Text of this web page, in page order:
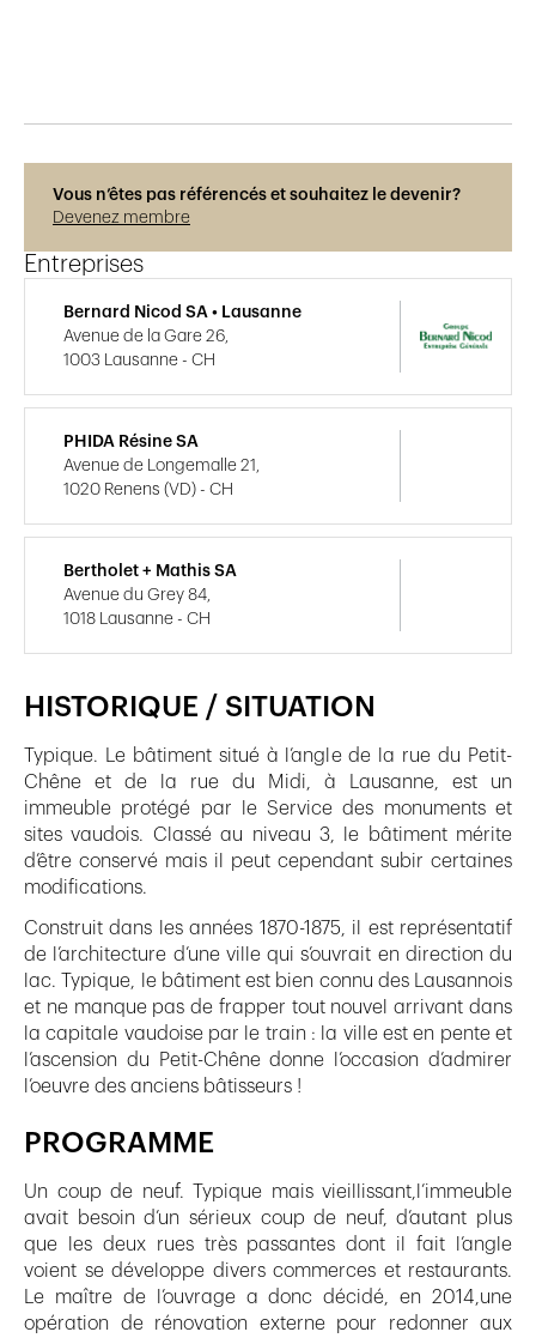
HISTORIQUE / SITUATION
Typique. Le bâtiment situé à l’angle de la rue du Petit-
Chêne et de la rue du Midi, à Lausanne, est un
immeuble protégé par le Service des monuments et
sites vaudois. Classé au niveau 3, le bâtiment mérite
d’être conservé mais il peut cependant subir certaines
modifications.
Construit dans les années 1870-1875, il est représentatif
de l’architecture d’une ville qui s’ouvrait en direction du
lac. Typique, le bâtiment est bien connu des Lausannois
et ne manque pas de frapper tout nouvel arrivant dans
la capitale vaudoise par le train : la ville est en pente et
l’ascension du Petit-Chêne donne l’occasion d’admirer
l’oeuvre des anciens bâtisseurs !
PROGRAMME
Un coup de neuf. Typique mais vieillissant,l’immeuble
avait besoin d’un sérieux coup de neuf, d’autant plus
que les deux rues très passantes dont il fait l’angle
voient se développe divers commerces et restaurants.
Le maître de l’ouvrage a donc décidé, en 2014,une
opération de rénovation externe pour redonner aux
Vous n’êtes pas référencés et souhaitez le devenir?
Devenez membre
Entreprises
Bernard Nicod SA • Lausanne
Avenue de la Gare 26,
1003 Lausanne - CH
PHIDA Résine SA
Avenue de Longemalle 21,
1020 Renens (VD) - CH
Bertholet + Mathis SA
Avenue du Grey 84,
1018 Lausanne - CH